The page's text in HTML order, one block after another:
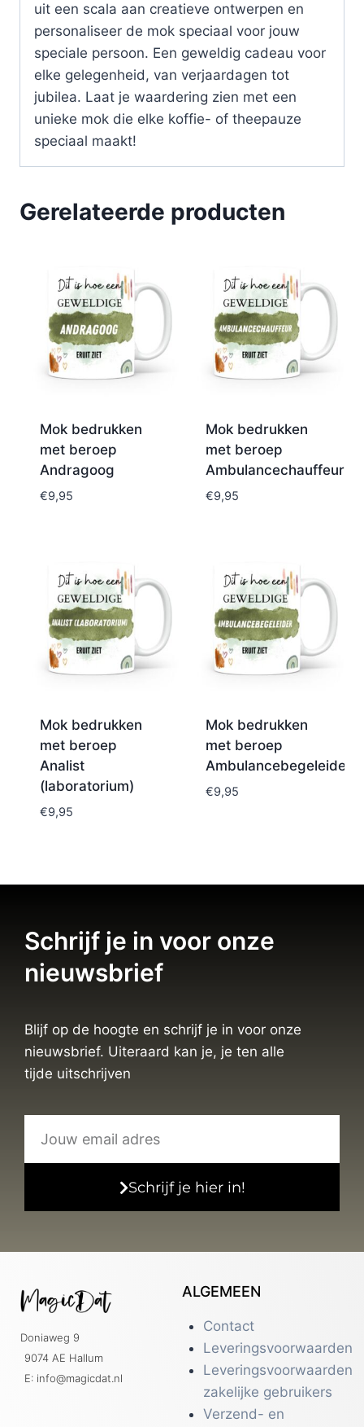
uit een scala aan creatieve ontwerpen en
personaliseer de mok speciaal voor jouw
speciale persoon. Een geweldig cadeau voor
elke gelegenheid, van verjaardagen tot
jubilea. Laat je waardering zien met een
unieke mok die elke koffie- of theepauze
speciaal maakt!
Gerelateerde producten
Mok bedrukken
met beroep
Andragoog
€9,95
Mok bedrukken
met beroep
Ambulancechauffeur
€9,95
Mok bedrukken
met beroep
Analist
(laboratorium)
€9,95
Mok bedrukken
met beroep
Ambulancebegeleider
€9,95
Schrijf je in voor onze
nieuwsbrief
Blijf op de hoogte en schrijf je in voor onze
nieuwsbrief. Uiteraard kan je, je ten alle
tijde uitschrijven
Schrijf je hier in!
Doniaweg 9
9074 AE Hallum
E: info@magicdat.nl
ALGEMEEN
Contact
Leveringsvoorwaarden
Leveringsvoorwaarden
zakelijke gebruikers
Verzend- en